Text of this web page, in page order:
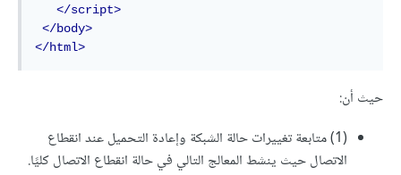
</script>
</body>
</html>
حيث أن:
(1) متابعة تغييرات حالة الشبكة وإعادة التحميل عند انقطاع
الاتصال حيث ينشط المعالج التالي في حالة انقطاع الاتصال كليًا.